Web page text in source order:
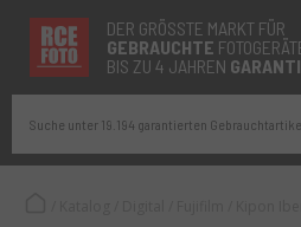
DER GRÖSSTE MARKT FÜR
GEBRAUCHTE
BIS ZU 4 JAHREN
Suche unter 19.194 garantierten